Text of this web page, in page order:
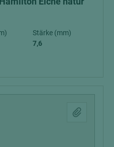
Stärke (mm)
7,6